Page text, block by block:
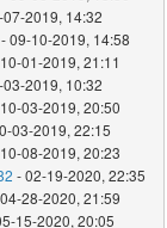
07-2019, 14:32
- 09-10-2019, 14:58
01-2019, 21:11
03-2019, 10:32
03-2019, 20:50
03-2019, 22:15
08-2019, 20:23
- 02-19-2020, 22:35
28-2020, 21:59
15-2020, 20:05